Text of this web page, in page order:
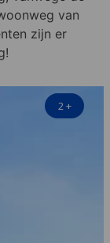
van
zijn er
2+